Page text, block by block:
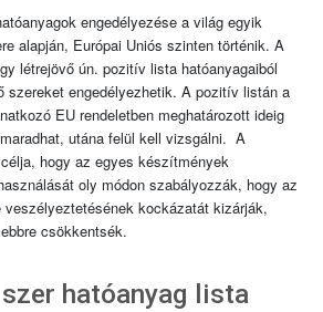
engedélyezése a világ egyik
alapján, Európai Uniós szinten történik. A
létrejövő ún. pozitív lista hatóanyagaiból
szereket engedélyezhetik. A pozitív listán a
EU rendeletben meghatározott ideig
utána felül kell vizsgálni. A
hogy az egyes készítmények
oly módon szabályozzák, hogy az
veszélyeztetésének kockázatát kizárják,
csökkentsék.
hatóanyag lista